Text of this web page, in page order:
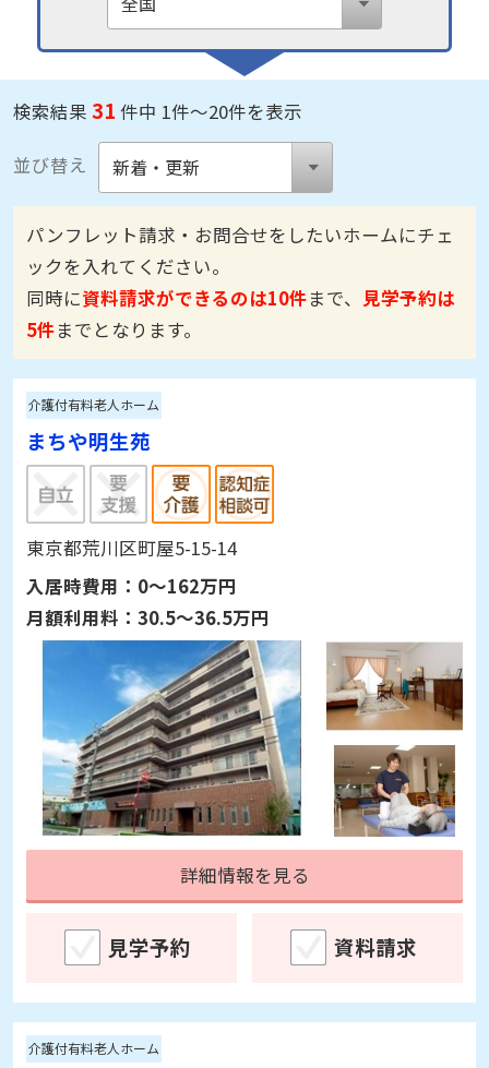
検索結果 31 件中 1件～20件を表示
並び替え
パンフレット請求・お問合せをしたいホームにチェ
ックを入れてください。
同時に資料請求ができるのは10件まで、 見学予約は
5件までとなります。
介護付有料老人ホーム
まちや明生苑
東京都荒川区町屋5-15-14
入居時費用： 0～162万円
月額利用料： 30.5～36.5万円
詳細情報を見る
見学予約 資料請求
介護付有料老人ホーム